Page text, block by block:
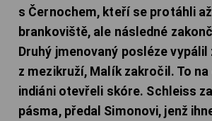
s Černochem, kteří se protáhli
brankoviště, ale následné
Druhý jmenovaný posléze vypálil
z mezikruží, Malík zakročil. To
indiáni otevřeli skóre. Schleiss
pásma, předal Simonovi, jenž